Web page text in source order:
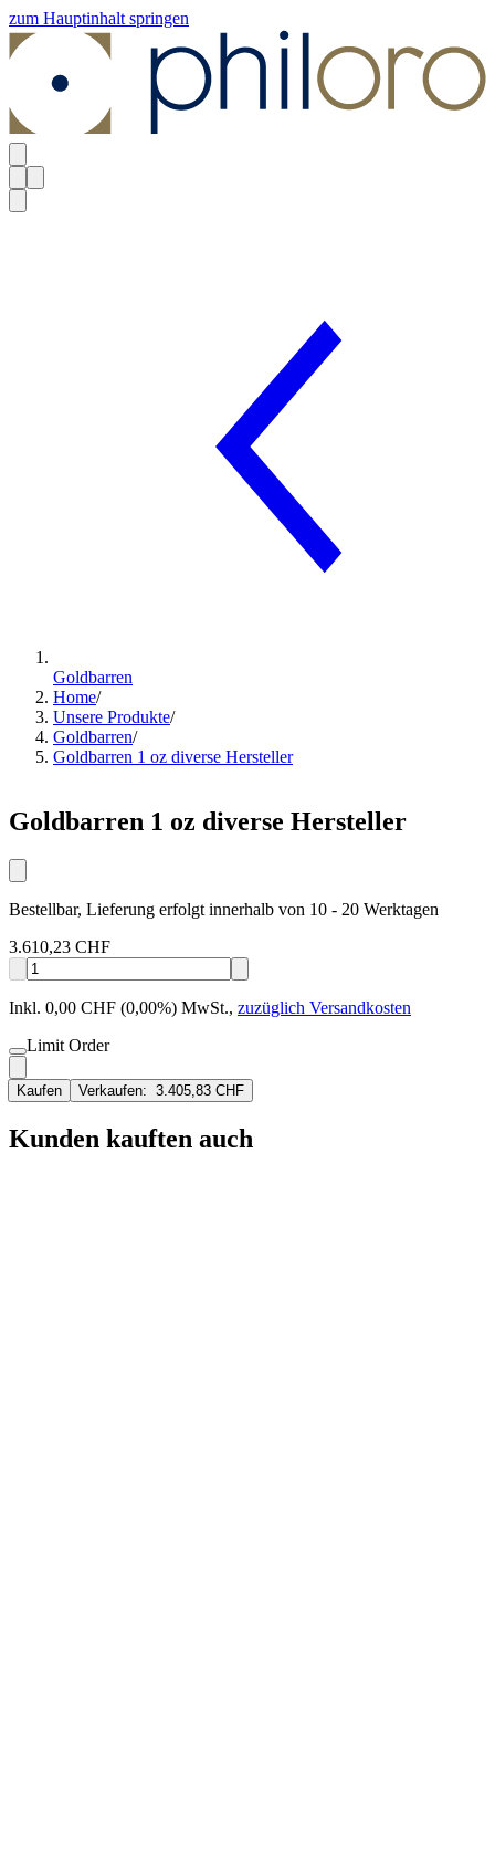
zum Hauptinhalt springen
Goldbarren
Home/
Unsere Produkte/
Goldbarren/
Goldbarren 1 oz diverse Hersteller
Goldbarren 1 oz diverse Hersteller
Bestellbar, Lieferung erfolgt innerhalb von 10 - 20 Werktagen
3.610,23 CHF
Inkl. 0,00 CHF (0,00%) MwSt., zuzüglich Versandkosten
Limit Order
Kaufen Verkaufen: 3.405,83 CHF
Kunden kauften auch